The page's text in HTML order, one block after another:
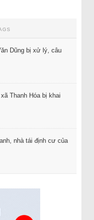
Dũng bị xử lý, câu
Thanh Hóa bị khai
nhà tái định cư của